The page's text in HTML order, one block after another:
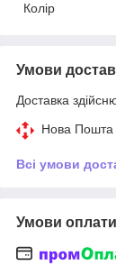
Колір
Умови
Доставка
Нова Пошта
Всі умови
Умови оплати